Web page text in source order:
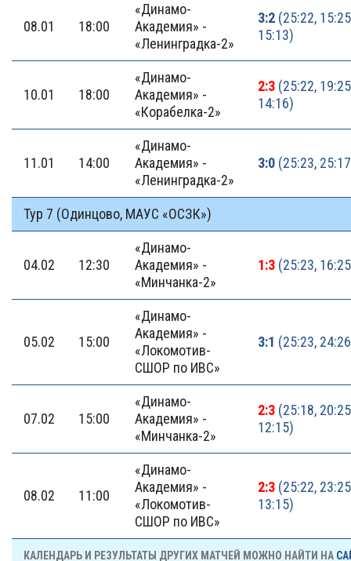
08.01 18:00
«Динамо-
Академия» -
«Ленинградка-2»
3:2 (25:22,
15:13)
10.01 18:00
«Динамо-
Академия» -
«Корабелка-2»
2:3 (25:22,
14:16)
11.01 14:00
«Динамо-
Академия» -
«Ленинградка-2»
3:0 (25:23,
Тур 7 (Одинцово, МАУС «ОСЗК»)
04.02 12:30
«Динамо-
Академия» -
«Минчанка-2»
1:3 (25:23,
05.02 15:00
«Динамо-
Академия» -
«Локомотив-
СШОР по ИВС»
3:1 (25:23,
07.02 15:00
«Динамо-
Академия» -
«Минчанка-2»
2:3 (25:18,
12:15)
08.02 11:00
«Динамо-
Академия» -
«Локомотив-
СШОР по ИВС»
2:3 (25:22,
13:15)
КАЛЕНДАРЬ И РЕЗУЛЬТАТЫ ДРУГИХ МАТЧЕЙ МОЖНО НАЙТИ НА